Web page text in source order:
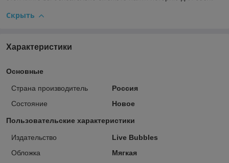
Скрыть
Характеристики
Основные
Страна производитель
Россия
Состояние
Новое
Пользовательские характеристики
Издательство
Live Bubbles
Обложка
Мягкая